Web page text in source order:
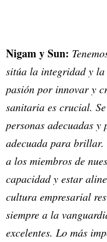
Nigam y Sun:
sitúa la integridad y
pasión por innovar y
sanitaria es crucial.
personas adecuadas
adecuada para brillar.
a los miembros de
capacidad y estar
cultura empresarial
siempre a la
excelentes. Lo más